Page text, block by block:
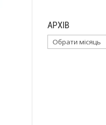
АРХІВ
Архів